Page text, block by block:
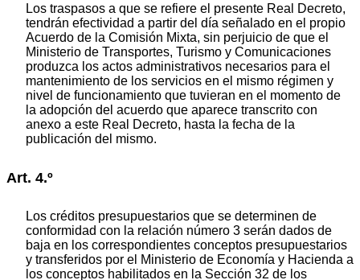
Los traspasos a que se refiere el presente Real Decreto,
tendrán efectividad a partir del día señalado en el propio
Acuerdo de la Comisión Mixta, sin perjuicio de que el
Ministerio de Transportes, Turismo y Comunicaciones
produzca los actos administrativos necesarios para el
mantenimiento de los servicios en el mismo régimen y
nivel de funcionamiento que tuvieran en el momento de
la adopción del acuerdo que aparece transcrito con
anexo a este Real Decreto, hasta la fecha de la
publicación del mismo.
Art. 4.º
Los créditos presupuestarios que se determinen de
conformidad con la relación número 3 serán dados de
baja en los correspondientes conceptos presupuestarios
y transferidos por el Ministerio de Economía y Hacienda a
los conceptos habilitados en la Sección 32 de los